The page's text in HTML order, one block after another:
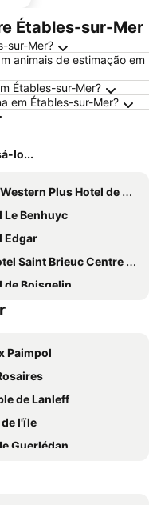
Étables-sur-Mer
sur-Mer?
animais de estimação em
Étables-sur-Mer?
em Étables-sur-Mer?
lo...
Plus Hotel de Robien
Le Benhuyc
Edgar
Saint Brieuc Centre Gare
de Boisgelin
Saint-Brieuc
Paimpol
de Lanleff
l'ïle
Guerlédan